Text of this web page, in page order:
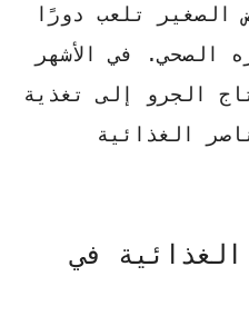
الصغير تلعب دورًا
الصحي. في الأشهر
الجرو إلى تغذية
الغذائية
في